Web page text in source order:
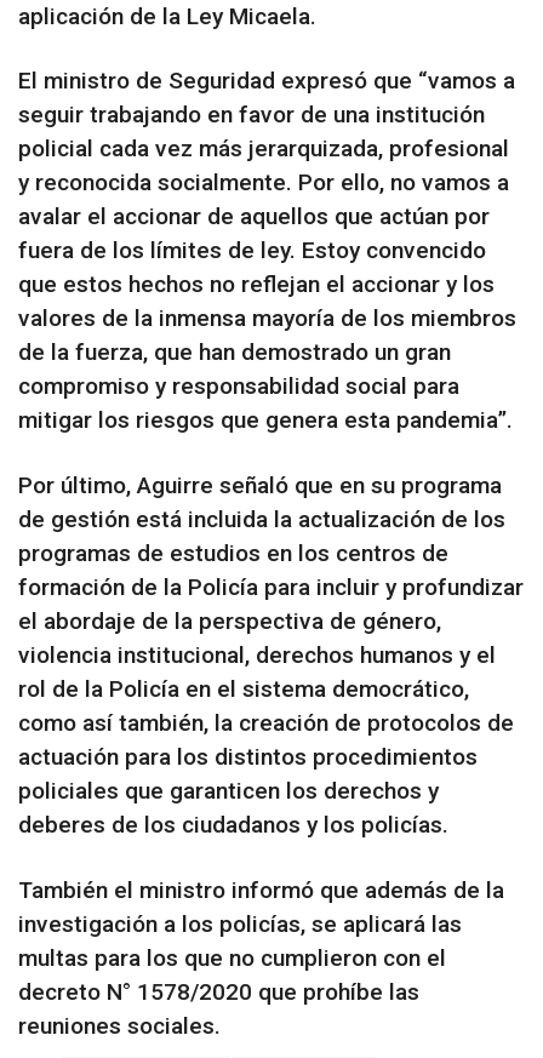
aplicación de la Ley Micaela.
El ministro de Seguridad expresó que “vamos a
seguir trabajando en favor de una institución
policial cada vez más jerarquizada, profesional
y reconocida socialmente. Por ello, no vamos a
avalar el accionar de aquellos que actúan por
fuera de los límites de ley. Estoy convencido
que estos hechos no reflejan el accionar y los
valores de la inmensa mayoría de los miembros
de la fuerza, que han demostrado un gran
compromiso y responsabilidad social para
mitigar los riesgos que genera esta pandemia”.
Por último, Aguirre señaló que en su programa
de gestión está incluida la actualización de los
programas de estudios en los centros de
formación de la Policía para incluir y profundizar
el abordaje de la perspectiva de género,
violencia institucional, derechos humanos y el
rol de la Policía en el sistema democrático,
como así también, la creación de protocolos de
actuación para los distintos procedimientos
policiales que garanticen los derechos y
deberes de los ciudadanos y los policías.
También el ministro informó que además de la
investigación a los policías, se aplicará las
multas para los que no cumplieron con el
decreto N° 1578/2020 que prohíbe las
reuniones sociales.